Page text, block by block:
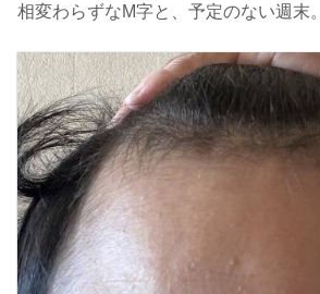
相変わらずなM字と、予定のない週末。